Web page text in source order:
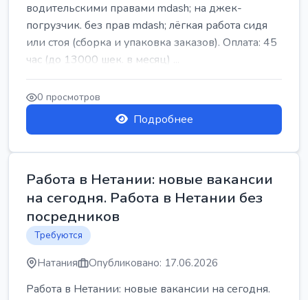
водительскими правами mdash; на джек-
погрузчик. без прав mdash; лёгкая работа сидя
или стоя (сборка и упаковка заказов). Оплата: 45
час (до 13000 шек. в месяц) ...
0 просмотров
Подробнее
Работа в Нетании: новые вакансии
на сегодня. Работа в Нетании без
посредников
Требуются
Натания Опубликовано: 17.06.2026
Работа в Нетании: новые вакансии на сегодня.